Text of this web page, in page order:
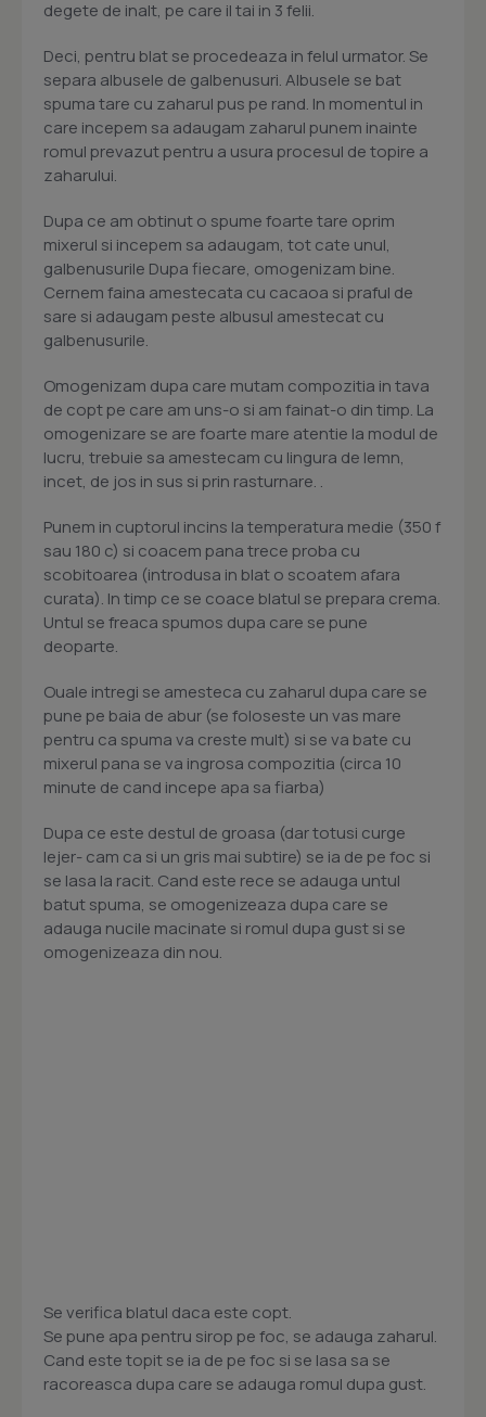
degete de inalt, pe care il tai in 3 felii.
Deci, pentru blat se procedeaza in felul urmator. Se
separa albusele de galbenusuri. Albusele se bat
spuma tare cu zaharul pus pe rand. In momentul in
care incepem sa adaugam zaharul punem inainte
romul prevazut pentru a usura procesul de topire a
zaharului.
Dupa ce am obtinut o spume foarte tare oprim
mixerul si incepem sa adaugam, tot cate unul,
galbenusurile Dupa fiecare, omogenizam bine.
Cernem faina amestecata cu cacaoa si praful de
sare si adaugam peste albusul amestecat cu
galbenusurile.
Omogenizam dupa care mutam compozitia in tava
de copt pe care am uns-o si am fainat-o din timp. La
omogenizare se are foarte mare atentie la modul de
lucru, trebuie sa amestecam cu lingura de lemn,
incet, de jos in sus si prin rasturnare. .
Punem in cuptorul incins la temperatura medie (350 f
sau 180 c) si coacem pana trece proba cu
scobitoarea (introdusa in blat o scoatem afara
curata). In timp ce se coace blatul se prepara crema.
Untul se freaca spumos dupa care se pune
deoparte.
Ouale intregi se amesteca cu zaharul dupa care se
pune pe baia de abur (se foloseste un vas mare
pentru ca spuma va creste mult) si se va bate cu
mixerul pana se va ingrosa compozitia (circa 10
minute de cand incepe apa sa fiarba)
Dupa ce este destul de groasa (dar totusi curge
lejer- cam ca si un gris mai subtire) se ia de pe foc si
se lasa la racit. Cand este rece se adauga untul
batut spuma, se omogenizeaza dupa care se
adauga nucile macinate si romul dupa gust si se
omogenizeaza din nou.
Se verifica blatul daca este copt.
Se pune apa pentru sirop pe foc, se adauga zaharul.
Cand este topit se ia de pe foc si se lasa sa se
racoreasca dupa care se adauga romul dupa gust.